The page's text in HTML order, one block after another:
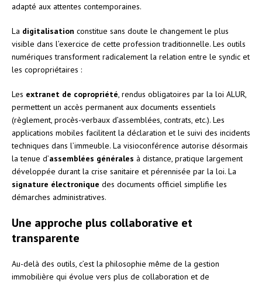
adapté aux attentes contemporaines.
La digitalisation constitue sans doute le changement le plus
visible dans l’exercice de cette profession traditionnelle. Les outils
numériques transforment radicalement la relation entre le syndic et
les copropriétaires :
Les extranet de copropriété , rendus obligatoires par la loi ALUR,
permettent un accès permanent aux documents essentiels
(règlement, procès-verbaux d’assemblées, contrats, etc.). Les
applications mobiles facilitent la déclaration et le suivi des incidents
techniques dans l’immeuble. La visioconférence autorise désormais
la tenue d’assemblées générales à distance, pratique largement
développée durant la crise sanitaire et pérennisée par la loi. La
signature électronique des documents officiel simplifie les
démarches administratives.
Une approche plus collaborative et
transparente
Au-delà des outils, c’est la philosophie même de la gestion
immobilière qui évolue vers plus de collaboration et de